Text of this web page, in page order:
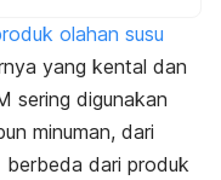
olahan susu
yang kental dan
sering digunakan
minuman, dari
dari produk